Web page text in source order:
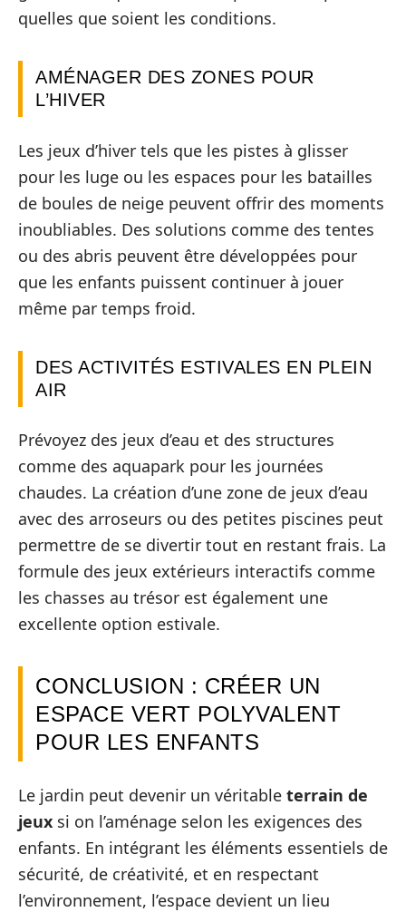
quelles que soient les conditions.
AMÉNAGER DES ZONES POUR
L’HIVER
Les jeux d’hiver tels que les pistes à glisser
pour les luge ou les espaces pour les batailles
de boules de neige peuvent offrir des moments
inoubliables. Des solutions comme des tentes
ou des abris peuvent être développées pour
que les enfants puissent continuer à jouer
même par temps froid.
DES ACTIVITÉS ESTIVALES EN PLEIN
AIR
Prévoyez des jeux d’eau et des structures
comme des aquapark pour les journées
chaudes. La création d’une zone de jeux d’eau
avec des arroseurs ou des petites piscines peut
permettre de se divertir tout en restant frais. La
formule des jeux extérieurs interactifs comme
les chasses au trésor est également une
excellente option estivale.
CONCLUSION : CRÉER UN
ESPACE VERT POLYVALENT
POUR LES ENFANTS
Le jardin peut devenir un véritable terrain de
jeux si on l’aménage selon les exigences des
enfants. En intégrant les éléments essentiels de
sécurité, de créativité, et en respectant
l’environnement, l’espace devient un lieu